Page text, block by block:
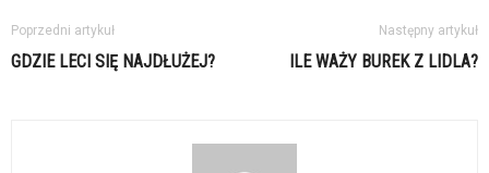
Poprzedni artykuł
GDZIE LECI SIĘ NAJDŁUŻEJ?
Następny artykuł
ILE WAŻY BUREK Z LIDLA?